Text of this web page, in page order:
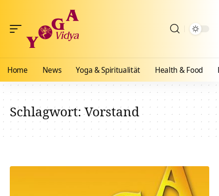
Home News Yoga & Spiritualität Health & Food
Schlagwort:Vorstand